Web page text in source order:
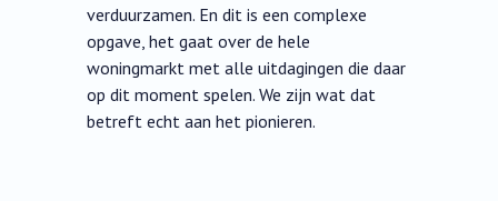
verduurzamen. En dit is een complexe
opgave, het gaat over de hele
woningmarkt met alle uitdagingen die daar
op dit moment spelen. We zijn wat dat
betreft echt aan het pionieren.